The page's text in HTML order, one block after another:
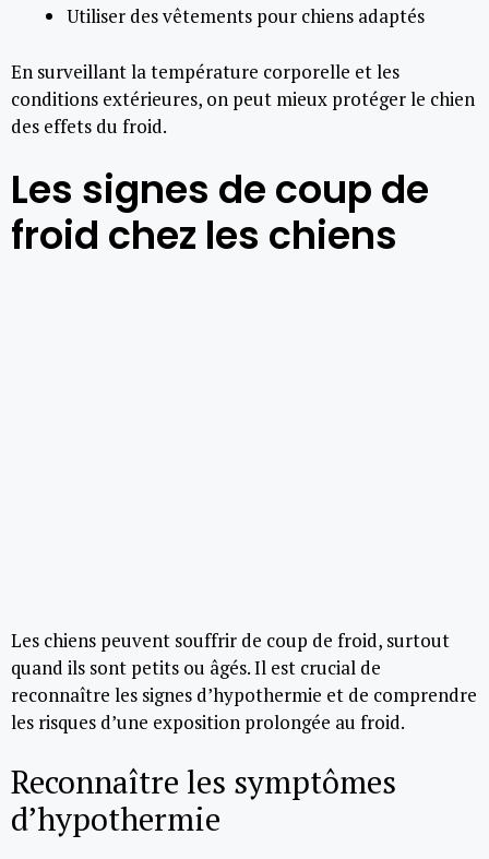
Utiliser des vêtements pour chiens adaptés
En surveillant la température corporelle et les
conditions extérieures, on peut mieux protéger le chien
des effets du froid.
Les signes de coup de
froid chez les chiens
Les chiens peuvent souffrir de coup de froid, surtout
quand ils sont petits ou âgés. Il est crucial de
reconnaître les signes d’hypothermie et de comprendre
les risques d’une exposition prolongée au froid.
Reconnaître les symptômes
d’hypothermie